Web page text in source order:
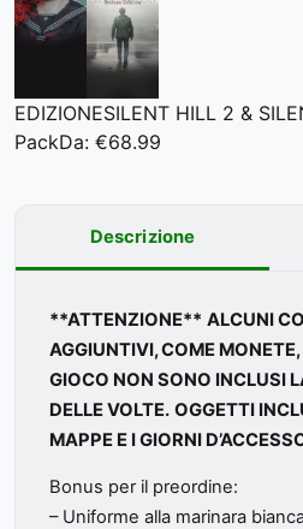
EDIZIONESILENT HILL 2 &
PackDa: €68.99
Descrizione
**ATTENZIONE** ALCUNI
AGGIUNTIVI, COME MONETE,
GIOCO NON SONO INCLUSI
DELLE VOLTE. OGGETTI
MAPPE E I GIORNI
Bonus per il preordine:
– Uniforme alla marinara